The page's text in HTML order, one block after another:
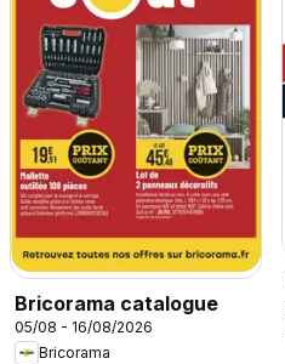
Bricorama catalogue
05/08 - 16/08/2026
Bricorama